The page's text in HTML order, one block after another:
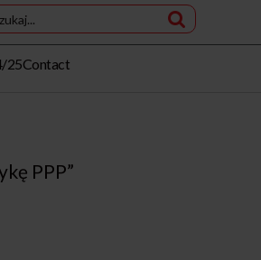
25Contact
PPP”